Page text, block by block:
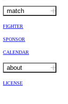
match
FIGHTER
SPONSOR
CALENDAR
about
LICENSE